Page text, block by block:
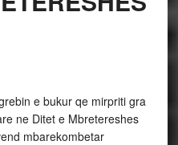
e bukur qe mirpriti gra
ne Ditet e Mbretereshes
mbarekombetar